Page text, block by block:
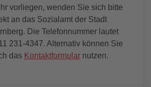
vorliegen, wenden Sie sich bitte
an das Sozialamt der Stadt
Die Telefonnummer lautet
231-4347. Alternativ können Sie
das Kontaktformular nutzen.